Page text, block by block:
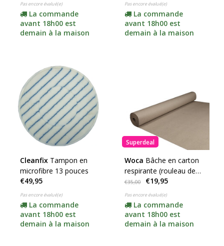
Pas encore évalué(e)
La commande
avant 18h00 est
demain à la maison
Pas encore évalué(e)
La commande
avant 18h00 est
demain à la maison
Cleanfix Tampon en
microfibre 13 pouces
€49,95
Pas encore évalué(e)
La commande
avant 18h00 est
demain à la maison
Superdeal
Woca Bâche en carton
respirante (rouleau de
15 m²) SUPER OFFRE !
€35,00 €19,95
Pas encore évalué(e)
La commande
avant 18h00 est
demain à la maison